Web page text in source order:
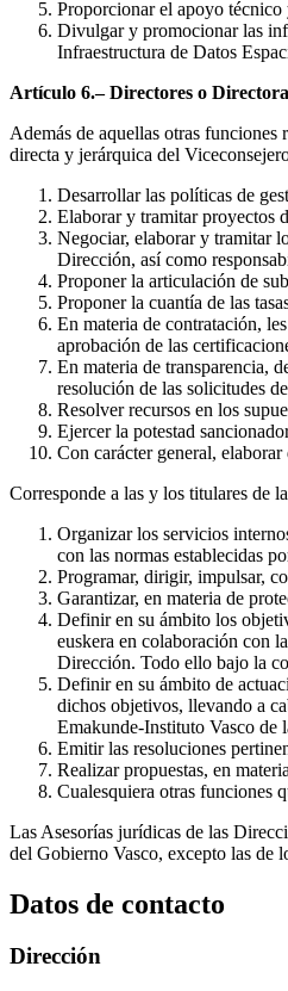
Proporcionar el apoyo
Divulgar y promocionar las
Infraestructura de Datos
Artículo 6.– Directores o
Además de aquellas otras funciones
directa y jerárquica del
Desarrollar las políticas de
Elaborar y tramitar proyectos
Negociar, elaborar y tramitar
Dirección, así como
Proponer la articulación de
Proponer la cuantía de las
En materia de contratación,
aprobación de las
En materia de transparencia,
resolución de las solicitudes
Resolver recursos en los
Ejercer la potestad
Con carácter general,
Corresponde a las y los titulares de
Organizar los servicios
con las normas establecidas
Programar, dirigir, impulsar,
Garantizar, en materia de
Definir en su ámbito los
euskera en colaboración con
Dirección. Todo ello bajo la
Definir en su ámbito de
dichos objetivos, llevando a
Emakunde-Instituto Vasco de
Emitir las resoluciones
Realizar propuestas, en
Cualesquiera otras funciones
Las Asesorías jurídicas de las
del Gobierno Vasco, excepto las de
Datos de contacto
Dirección